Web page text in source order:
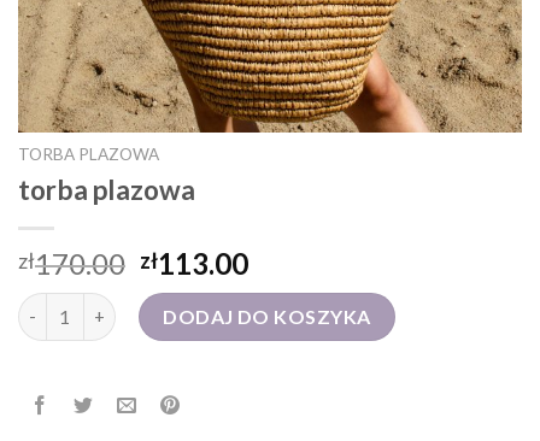
TORBA PLAZOWA
torba plazowa
zł170.00 zł113.00
ilość torba plazowaDODAJ DO KOSZYKA